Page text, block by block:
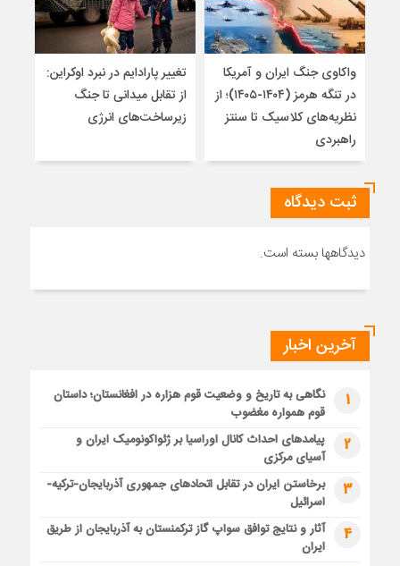
واکاوی جنگ ایران و آمریکا
در تنگه هرمز (۱۴۰۴-۱۴۰۵)؛ از
نظریه‌های کلاسیک تا سنتز
راهبردی
تغییر پارادایم در نبرد اوکراین:
از تقابل میدانی تا جنگ
زیرساخت‌های انرژی
ثبت دیدگاه
دیدگاهها بسته است.
آخرین اخبار
1
نگاهی به تاریخ و وضعیت قوم هزاره در افغانستان؛ داستان
قوم همواره مغضوب
2
پیامدهای احداث کانال اوراسیا بر ژئواکونومیک ایران و
آسیای مرکزی
3
برخاستن ایران در تقابل اتحادهای جمهوری آذربایجان-ترکیه-
اسرائیل
4
آثار و نتایج توافق سواپ گاز ترکمنستان به آذربایجان از طریق
ایران